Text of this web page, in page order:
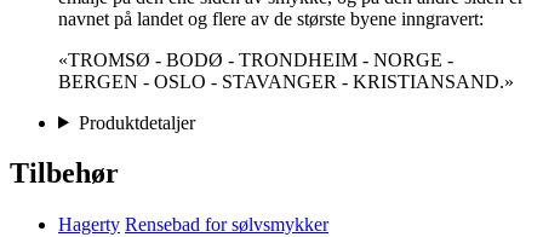
navnet på landet og flere av de største byene inngravert:
«TROMSØ - BODØ - TRONDHEIM - NORGE -
BERGEN - OSLO - STAVANGER - KRISTIANSAND.»
Produktdetaljer
Tilbehør
Hagerty Rensebad for sølvsmykker